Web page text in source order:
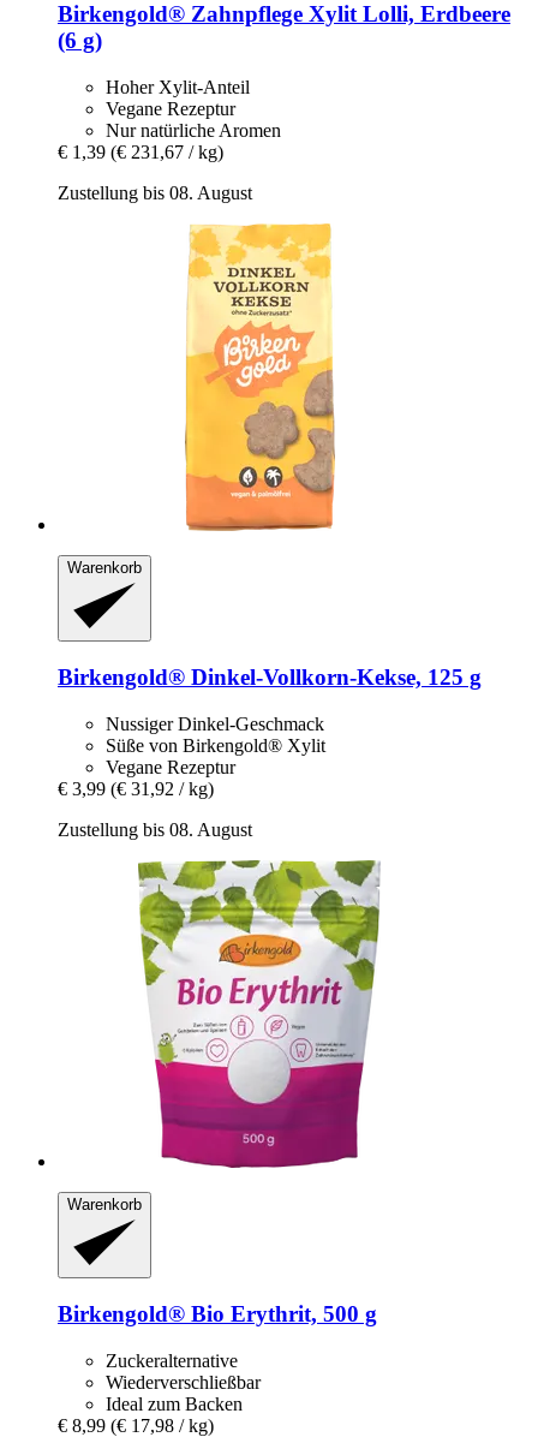
Birkengold® Zahnpflege Xylit Lolli, Erdbeere
(6 g)
Hoher Xylit-Anteil
Vegane Rezeptur
Nur natürliche Aromen
€ 1,39 (€ 231,67 / kg)
Zustellung bis 08. August
Warenkorb
Birkengold® Dinkel-​Vollkorn-​Kekse, 125 g
Nussiger Dinkel-Geschmack
Süße von Birkengold® Xylit
Vegane Rezeptur
€ 3,99 (€ 31,92 / kg)
Zustellung bis 08. August
Warenkorb
Birkengold® Bio Erythrit, 500 g
Zuckeralternative
Wiederverschließbar
Ideal zum Backen
€ 8,99 (€ 17,98 / kg)